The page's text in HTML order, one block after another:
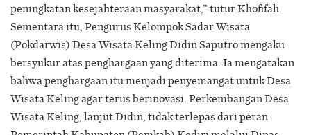
peningkatan kesejahteraan masyarakat,” tutur Khofifah.
Sementara itu, Pengurus Kelompok Sadar Wisata
(Pokdarwis) Desa Wisata Keling Didin Saputro mengaku
bersyukur atas penghargaan yang diterima. Ia mengatakan
bahwa penghargaan itu menjadi penyemangat untuk Desa
Wisata Keling agar terus berinovasi. Perkembangan Desa
Wisata Keling, lanjut Didin, tidak terlepas dari peran